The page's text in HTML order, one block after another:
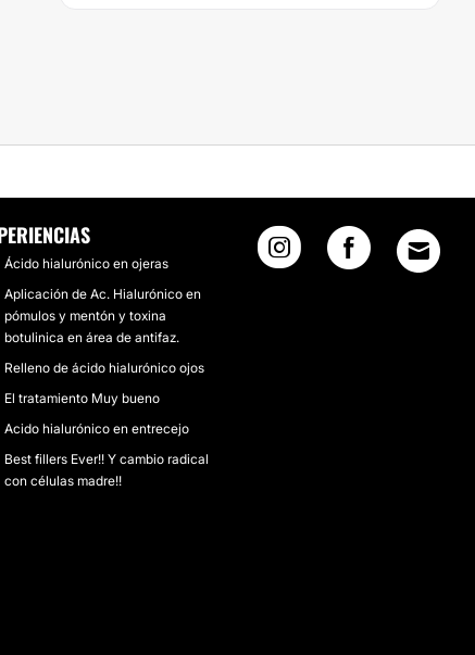
Ácido hialurónico en ojeras
Aplicación de Ac. Hialurónico en
pómulos y mentón y toxina
botulinica en área de antifaz.
Relleno de ácido hialurónico ojos
El tratamiento Muy bueno
Acido hialurónico en entrecejo
Best fillers Ever!! Y cambio radical
con células madre!!